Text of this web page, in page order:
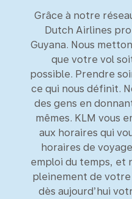
Grâce à notre
Dutch Airlines
Guyana. Nous
que votre vol
possible. Prendre
ce qui nous définit.
des gens en
mêmes. KLM vous
aux horaires qui
horaires de
emploi du temps, et
pleinement de
dès aujourd’hui